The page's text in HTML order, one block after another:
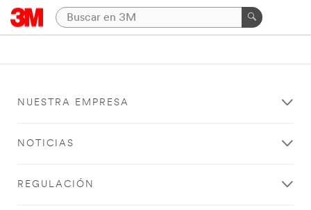
NUESTRA EMPRESA
NOTICIAS
REGULACIÓN